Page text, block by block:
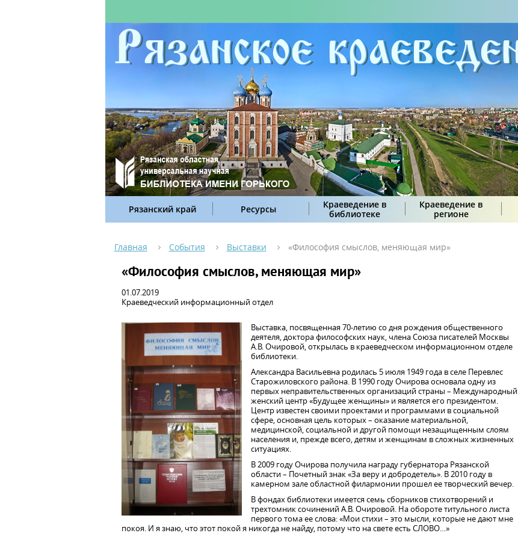
Рязанский край Ресурсы
Краеведение в
библиотеке
Краеведение в
регионе
Главная События Выставки «Философия смыслов, меняющая мир»
«Философия смыслов, меняющая мир»
01.07.2019
Краеведческий информационный отдел
Выставка, посвященная 70-летию со дня рождения общественного
деятеля, доктора философских наук, члена Союза писателей Москвы
А.В. Очировой, открылась в краеведческом информационном отделе
библиотеки.
Александра Васильевна родилась 5 июля 1949 года в селе Перевлес
Старожиловского района. В 1990 году Очирова основала одну из
первых неправительственных организаций страны – Международный
женский центр «Будущее женщины» и является его президентом.
Центр известен своими проектами и программами в социальной
сфере, основная цель которых – оказание материальной,
медицинской, социальной и другой помощи незащищенным слоям
населения и, прежде всего, детям и женщинам в сложных жизненных
ситуациях.
В 2009 году Очирова получила награду губернатора Рязанской
области – Почетный знак «За веру и добродетель». В 2010 году в
камерном зале областной филармонии прошел ее творческий вечер.
В фондах библиотеки имеется семь сборников стихотворений и
трехтомник сочинений А.В. Очировой. На обороте титульного листа
первого тома ее слова: «Мои стихи – это мысли, которые не дают мне
покоя. И я знаю, что этот покой я никогда не найду, потому что на свете есть СЛОВО…»